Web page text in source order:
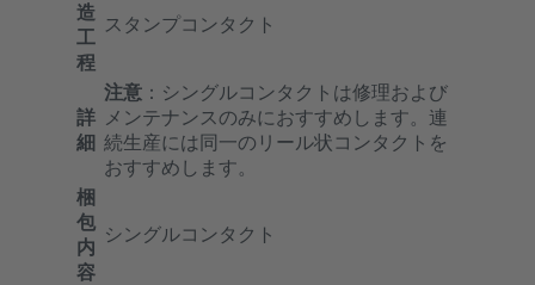
造
工
程
スタンプコンタクト
詳
細
注意 ：シングルコンタクトは修理および
メンテナンスのみにおすすめします。連
続生産には同一のリール状コンタクトを
おすすめします。
梱
包
内
容
シングルコンタクト